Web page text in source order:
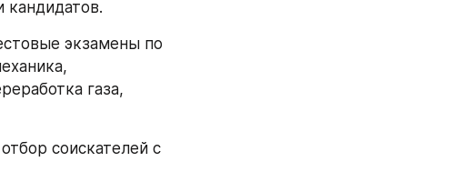
экзамены по
газа,
соискателей с